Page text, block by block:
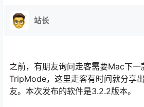
站长
之前，有朋友询问走客需要Mac下
TripMode，这里走客有时间就分享
友。本次发布的软件是3.2.2版本。